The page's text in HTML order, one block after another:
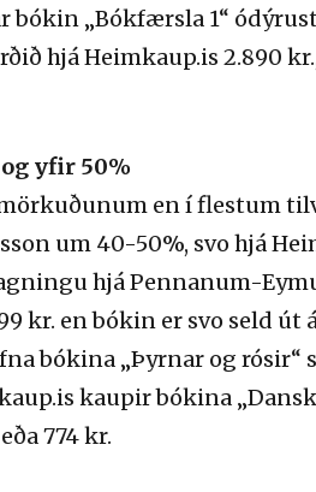
„Bókfærsla 1“
hjá Heimkaup.is 2.890
yfir 50%
en í flestum
um 40-50%, svo hjá
hjá Pennanum-
kr. en bókin er svo seld út
bókina „Þyrnar og rósir“
kaupir bókina
774 kr.